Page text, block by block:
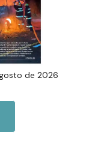
de 2026